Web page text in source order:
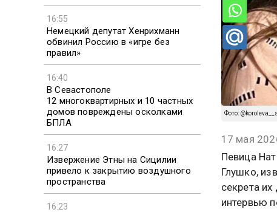
16:55
Немецкий депутат Хенрихманн
обвинил Россию в «игре без
правил»
16:40
В Севастополе
12 многоквартирных и 10 частных
домов повреждены осколками
БПЛА
16:27
Извержение Этны на Сицилии
привело к закрытию воздушного
пространства
16:23
Фото:
17 мая
Певица
Глушко,
секрета
интервью